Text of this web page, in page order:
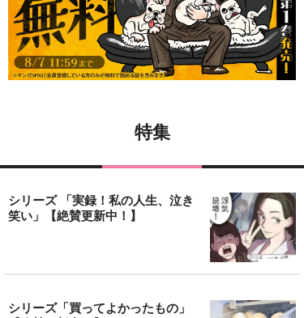
特集
シリーズ 「実録！私の人生、泣き
笑い」【絶賛更新中！】
シリーズ「買ってよかったもの」